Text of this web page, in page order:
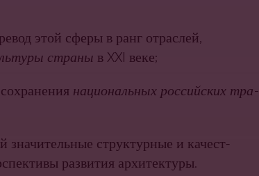
этой сферы в ранг отраслей,
страны в XXI веке;
национальных российских тра­
значительные структурные и качест­
развития архитектуры.